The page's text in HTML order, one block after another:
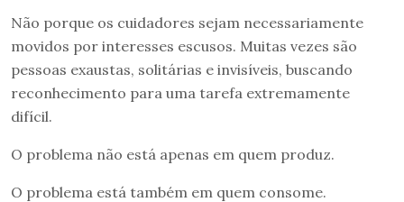
Não porque os cuidadores sejam necessariamente
movidos por interesses escusos. Muitas vezes são
pessoas exaustas, solitárias e invisíveis, buscando
reconhecimento para uma tarefa extremamente
difícil.
O problema não está apenas em quem produz.
O problema está também em quem consome.